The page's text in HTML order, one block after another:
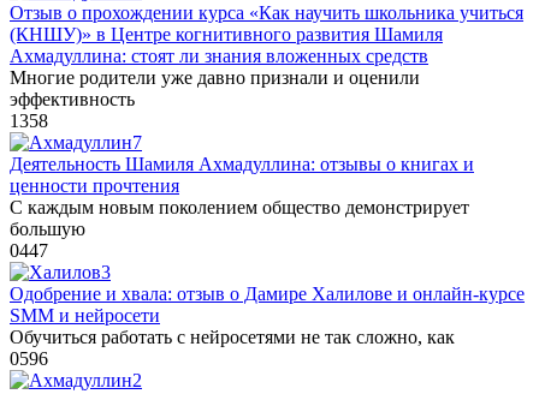
Отзыв о прохождении курса «Как научить школьника учиться
(КНШУ)» в Центре когнитивного развития Шамиля
Ахмадуллина: стоят ли знания вложенных средств
Многие родители уже давно признали и оценили
эффективность
1358
Деятельность Шамиля Ахмадуллина: отзывы о книгах и
ценности прочтения
С каждым новым поколением общество демонстрирует
большую
0447
Одобрение и хвала: отзыв о Дамире Халилове и онлайн-курсе
SMM и нейросети
Обучиться работать с нейросетями не так сложно, как
0596